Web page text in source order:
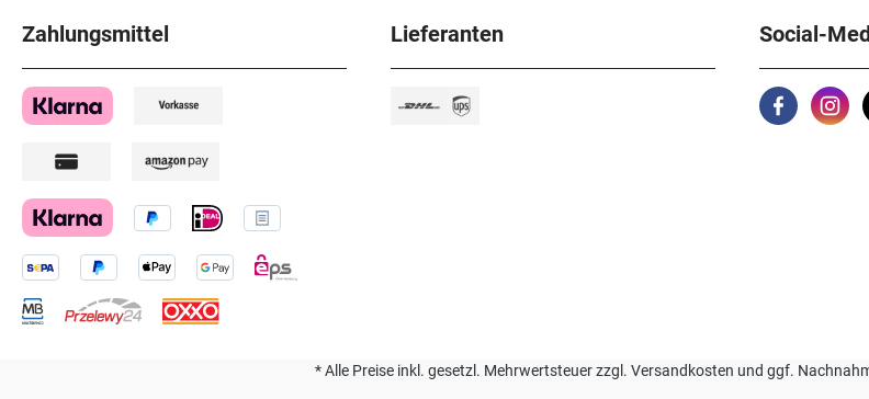
Zahlungsmittel Lieferanten Social-
* Alle Preise inkl. gesetzl. Mehrwertsteuer zzgl. Versandkosten und ggf.